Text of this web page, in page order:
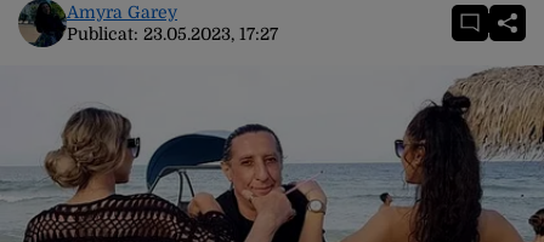
Amyra Garey
Publicat: 23.05.2023, 17:27